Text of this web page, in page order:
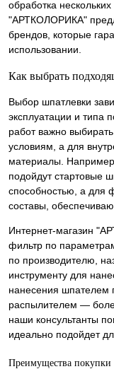
обработка
"АРТКОЛОРИКА"
брендов, которые
использовании.
Как выбрать
Выбор шпатлевки
эксплуатации и типа
работ важно
условиям, а для
материалы.
подойдут стартовые
способностью, а для
составы,
Интернет-магазин
фильтр по
по производителю,
инструменту для
нанесения шпателем
распылителем —
наши консультанты
идеально подойдет
Преимущества